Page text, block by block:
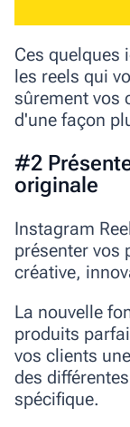
Ces quelques
les reels qui
sûrement vos
d'une façon
#2
originale
Instagram
présenter vos
créative,
La nouvelle
produits
vos clients
des
spécifique.